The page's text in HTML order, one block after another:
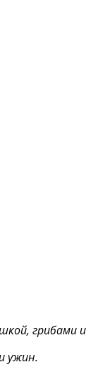
грибами и
ужин.